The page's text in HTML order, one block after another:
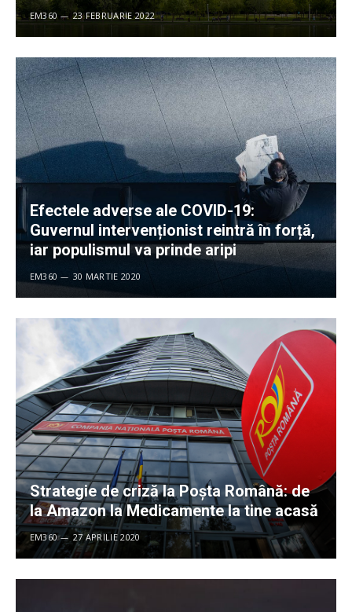
EM360 23 FEBRUARIE 2022
Efectele adverse ale COVID-19:
Guvernul intervenționist reintră în forță,
iar populismul va prinde aripi
EM360 30 MARTIE 2020
Strategie de criză la Poșta Română: de
la Amazon la Medicamente la tine acasă
EM360 27 APRILIE 2020